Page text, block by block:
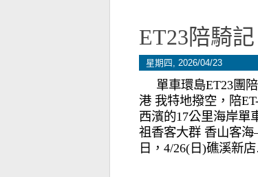
ET23陪騎記
星期四, 2026/04/23
單車環島ET23團
港 我特地撥空，陪
西濱的17公里海岸
祖香客大群 香山客
日，4/26(日)礁溪新